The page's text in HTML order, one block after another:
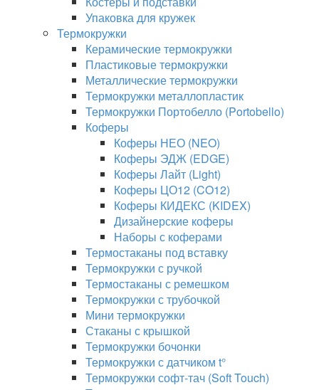
Упаковка для кружек
Термокружки
Керамические термокружки
Пластиковые термокружки
Металлические термокружки
Термокружки металлопластик
Термокружки Портобелло (Portobello)
Коферы
Коферы НЕО (NEO)
Коферы ЭДЖ (EDGE)
Коферы Лайт (Light)
Коферы ЦО12 (CO12)
Коферы КИДЕКС (KIDEX)
Дизайнерские коферы
Наборы с коферами
Термостаканы под вставку
Термокружки с ручкой
Термостаканы с ремешком
Термокружки с трубочкой
Мини термокружки
Стаканы с крышкой
Термокружки бочонки
Термокружки с датчиком t°
Термокружки софт-тач (Soft Touch)